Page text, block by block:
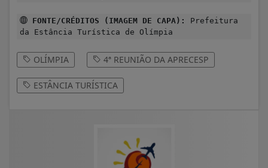
FONTE/CRÉDITOS (IMAGEM DE CAPA):
Prefeitura
da Estância Turística de Olímpia
OLÍMPIA 4ª REUNIÃO DA APRECESP
ESTÂNCIA TURÍSTICA